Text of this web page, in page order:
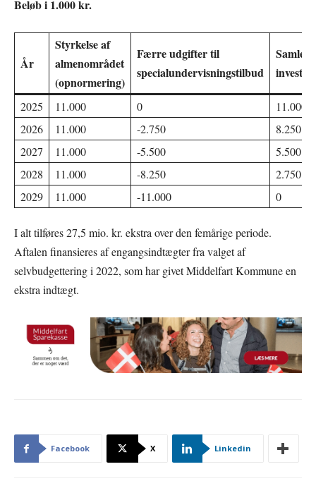
Beløb i 1.000 kr.
År
Styrkelse af
almenområdet
(opnormering)
Færre udgifter til
specialundervisningstilbud
Samlet
2025 11.000 0
11.000
2026
11.000 -2.750
8.250
2027
11.000 -5.500
5.500
2028
11.000 -8.250
2.750
2029
11.000 -11.000 0
I alt tilføres 27,5 mio. kr. ekstra over den femårige periode.
Aftalen finansieres af engangsindtægter fra valget af
selvbudgettering i 2022, som har givet Middelfart Kommune en
ekstra indtægt.
Facebook X Linkedin